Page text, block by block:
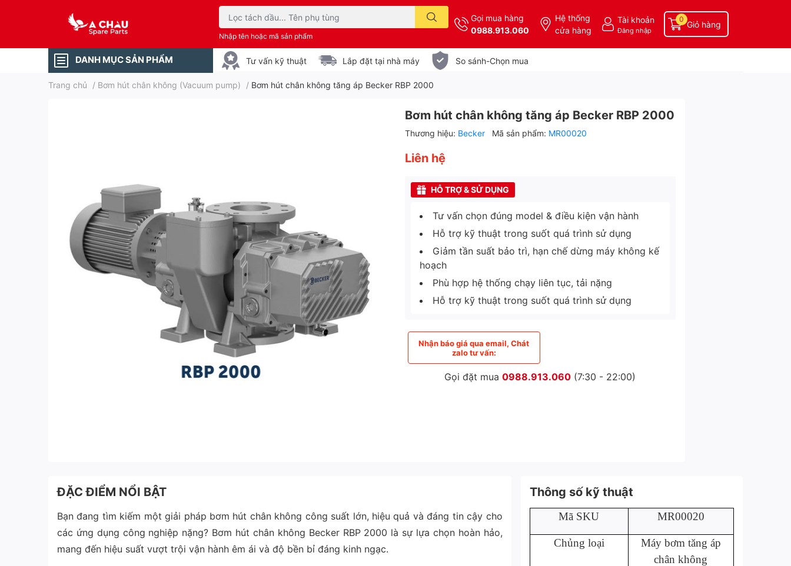
Nhập tên hoặc mã sản phẩm
Gọi mua hàng
0988.913.060
Hệ thống
cửa hàng
Tài khoản
Đăng nhập
Giỏ hàng
0
DANH MỤC SẢN PHẨM Tư vấn kỹ thuật Lắp đặt tại nhà máy So sánh-Chọn mua
Trang chủ / Bơm hút chân không (Vacuum pump) / Bơm hút chân không tăng áp Becker RBP 2000
Bơm hút chân không tăng áp Becker RBP 2000
Thương hiệu: Becker Mã sản phẩm: MR00020
Liên hệ
HỖ TRỢ & SỬ DỤNG
Tư vấn chọn đúng model & điều kiện vận hành
Hỗ trợ kỹ thuật trong suốt quá trình sử dụng
Giảm tần suất bảo trì, hạn chế dừng máy không kế
hoạch
Phù hợp hệ thống chạy liên tục, tải nặng
Hỗ trợ kỹ thuật trong suốt quá trình sử dụng
Nhận báo giá qua email, Chát
zalo tư vấn:
Gọi đặt mua0988.913.060 (7:30 - 22:00)
ĐẶC ĐIỂM NỔI BẬT
Bạn đang tìm kiếm một giải pháp bơm hút chân không công suất lớn, hiệu quả và đáng tin cậy cho
các ứng dụng công nghiệp nặng? Bơm hút chân không Becker RBP 2000 là sự lựa chọn hoàn hảo,
mang đến hiệu suất vượt trội vận hành êm ái và độ bền bỉ đáng kinh ngạc.
Thông số kỹ thuật
Mã SKU MR00020
Chủng loại
Máy bơm tăng áp
chân không